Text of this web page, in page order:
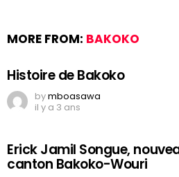
MORE FROM: BAKOKO
Histoire de Bakoko
bymboasawa
il y a 3 ans
Erick Jamil Songue,
canton Bakoko-Wouri